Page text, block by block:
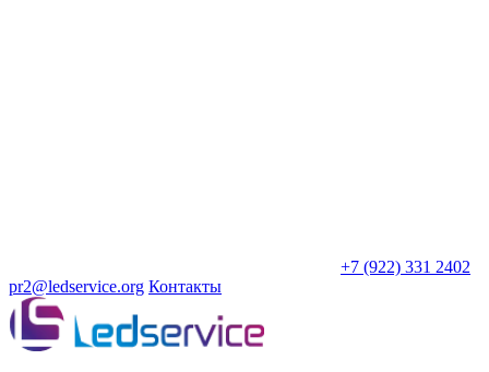
+7 (922) 331 2402
pr2@ledservice.org Контакты